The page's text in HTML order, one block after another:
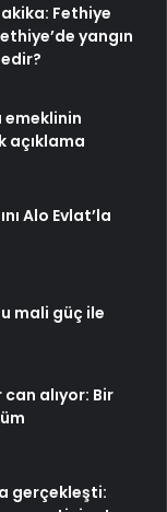
Fethiye
yangın
emeklinin
açıklama
Alo Evlat’la
mali güç ile
alıyor: Bir
gerçekleşti: